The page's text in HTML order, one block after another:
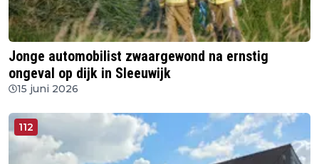
Jonge automobilist zwaargewond na ernstig
ongeval op dijk in Sleeuwijk
15 juni 2026
112